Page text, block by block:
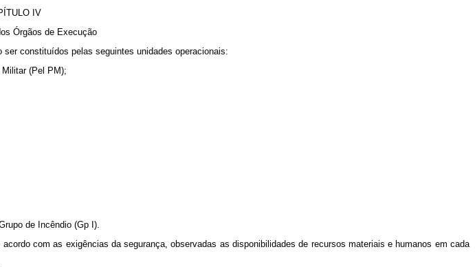
IV
Órgãos de Execução
constituídos pelas seguintes unidades operacionais:
(Pel PM);
de Incêndio (Gp I).
com as exigências da segurança, observadas as disponibilidades de recursos materiais e humanos em cada